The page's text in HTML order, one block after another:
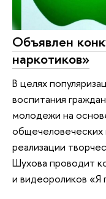
Объявлен
наркотиков»
В целях
воспитания
молодежи на
общечеловеческих
реализации
Шухова проводит
и видеороликов «Я